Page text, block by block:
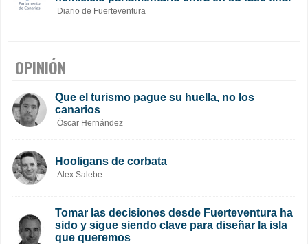
Diario de Fuerteventura
OPINIÓN
Que el turismo pague su huella, no los
canarios
Óscar Hernández
Hooligans de corbata
Alex Salebe
Tomar las decisiones desde Fuerteventura ha
sido y sigue siendo clave para diseñar la isla
que queremos